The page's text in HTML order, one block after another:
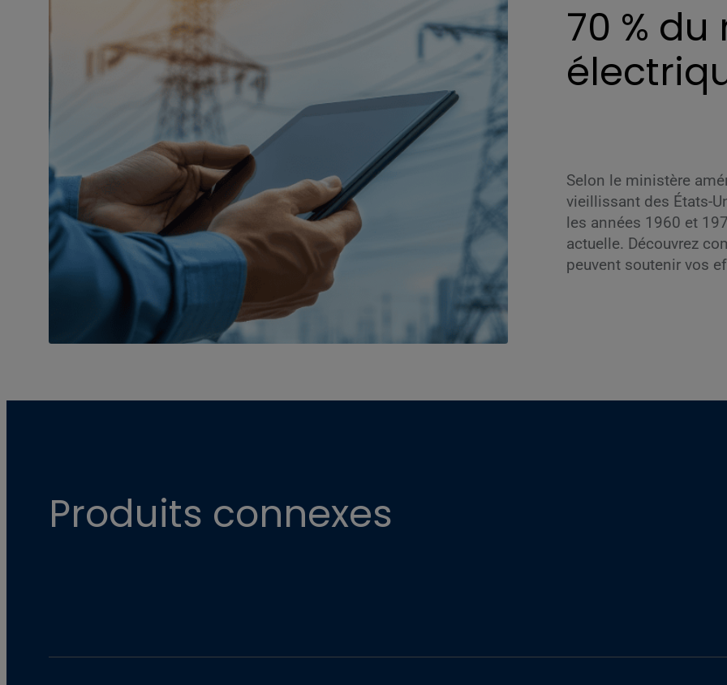
70 %
Selon le ministère
vieillissant des États-
les années 1960 et
actuelle. Découvrez
peuvent soutenir vos
Produits connexes